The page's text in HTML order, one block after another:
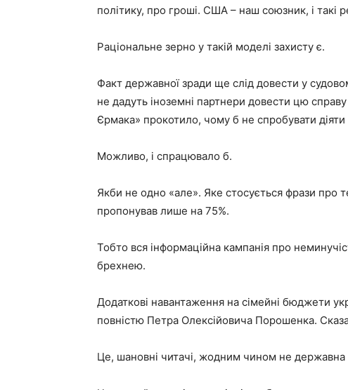
політику, про гроші. США – наш союзник, і такі
Раціональне зерно у такій моделі захисту є.
Факт державної зради ще слід довести у
не дадуть іноземні партнери довести цю справу
Єрмака» прокотило, чому б не спробувати
Можливо, і спрацювало б.
Якби не одно «але». Яке стосується фрази про
пропонував лише на 75%.
Тобто вся інформаційна кампанія про
брехнею.
Додаткові навантаження на сімейні бюджети
повністю Петра Олексійовича Порошенка.
Це, шановні читачі, жодним чином не державна